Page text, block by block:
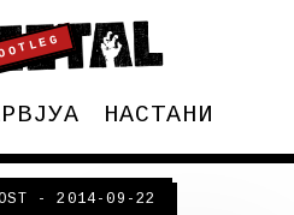
НАСТАНИ
- 2014-09-22